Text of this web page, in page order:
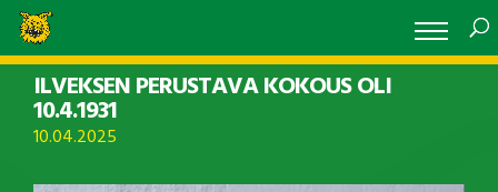
ILVEKSEN PERUSTAVA KOKOUS OLI
10.4.1931
10.04.2025